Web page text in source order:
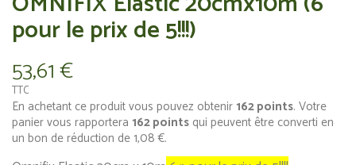
pour le prix de 5!!!)
53,61 €
TTC
En achetant ce produit vous pouvez obtenir162points. Votre
panier vous rapportera 162points qui peuvent être converti en
un bon de réduction de1,08 €.